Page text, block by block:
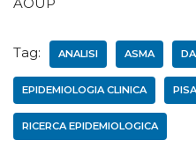
AOUP
Tag: ANALISI ASMA
EPIDEMIOLOGIA CLINICA PISA
RICERCA EPIDEMIOLOGICA